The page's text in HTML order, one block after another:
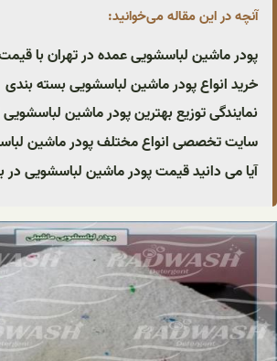
آنچه در این مقاله می‌خوانید:
پودر ماشین لباسشویی عمده در تهران با
خرید انواع پودر ماشین لباسشویی بسته بندی
نمایندگی توزیع بهترین پودر ماشین لباسشویی
سایت تخصصی انواع مختلف پودر ماشین
آیا می دانید قیمت پودر ماشین لباسشویی در